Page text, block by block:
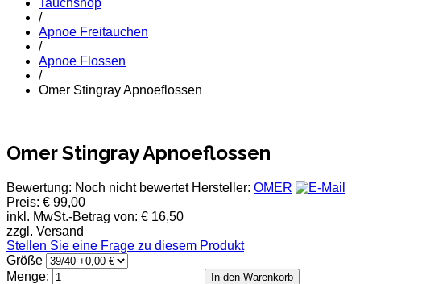
/
Apnoe Freitauchen
/
Apnoe Flossen
/
Omer Stingray Apnoeflossen
Omer Stingray Apnoeflossen
Bewertung: Noch nicht bewertet Hersteller: OMER
Preis: € 99,00
inkl. MwSt.-Betrag von: € 16,50
zzgl. Versand
Stellen Sie eine Frage zu diesem Produkt
Größe
Menge: